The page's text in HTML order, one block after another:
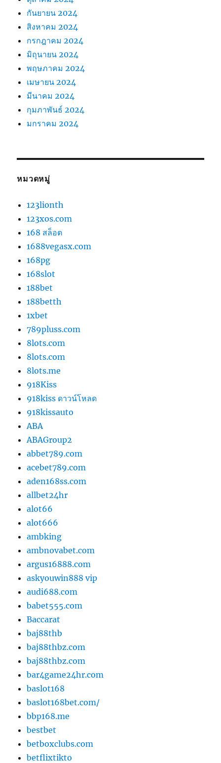
กันยายน 2024
สิงหาคม 2024
กรกฎาคม 2024
มิถุนายน 2024
พฤษภาคม 2024
เมษายน 2024
มีนาคม 2024
กุมภาพันธ์ 2024
มกราคม 2024
หมวดหมู่
123lionth
123xos.com
168 สล็อต
1688vegasx.com
168pg
168slot
188bet
188betth
1xbet
789pluss.com
8lots.com
8lots.com
8lots.me
918Kiss
918kiss ดาวน์โหลด
918kissauto
ABA
ABAGroup2
abbet789.com
acebet789.com
aden168ss.com
allbet24hr
alot66
alot666
ambking
ambnovabet.com
argus16888.com
askyouwin888 vip
audi688.com
babet555.com
Baccarat
baj88thb
baj88thbz.com
baj88thbz.com
bar4game24hr.com
baslot168
baslot168bet.com/
bbp168.me
bestbet
betboxclubs.com
betflixtikto